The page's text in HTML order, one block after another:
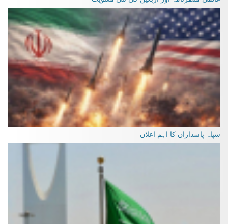
سپاہ پاسداران کا اہم اعلان